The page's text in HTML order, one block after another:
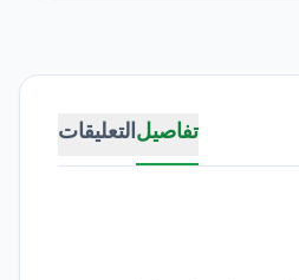
تفاصيلالتعليقات